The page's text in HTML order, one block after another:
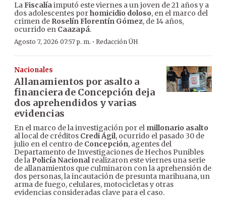
LaFiscalíaimputó este viernes a un joven de 21 años y a
dos adolescentes porhomicidio doloso, en el marco del
crimen de Roselín Florentín Gómez, de 14 años,
ocurrido en Caazapá.
Agosto 7, 2026 07:57 p. m. · Redacción ÚH
Nacionales
Allanamientos por asalto a
financiera de Concepción deja
dos aprehendidos y varias
evidencias
En el marco de la investigación por el millonario asalto
al local de créditos Credi Ágil, ocurrido el pasado 30 de
julio en el centro de Concepción, agentes del
Departamento de Investigaciones de Hechos Punibles
de la Policía Nacionalrealizaron este viernes una serie
de allanamientos que culminaron con la aprehensión de
dos personas, la incautación de presunta marihuana, un
arma de fuego, celulares, motocicletas y otras
evidencias consideradas clave para el caso.